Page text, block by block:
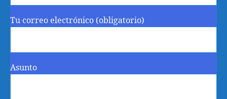
Tu correo electrónico (obligatorio)
Asunto